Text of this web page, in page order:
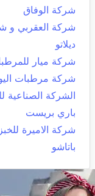
شركة الوفاق
شركة العقربي و
ديلاتو
شركة ميار
شركة مرطبات
الشركة الصناعية
باري بريست
شركة الاميرة
باتاشو